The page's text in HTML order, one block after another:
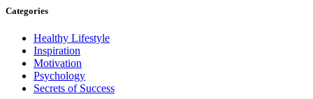
Categories
Healthy Lifestyle
Inspiration
Motivation
Psychology
Secrets of Success